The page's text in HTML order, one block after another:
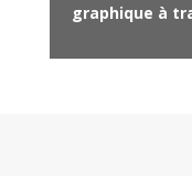
graphique à